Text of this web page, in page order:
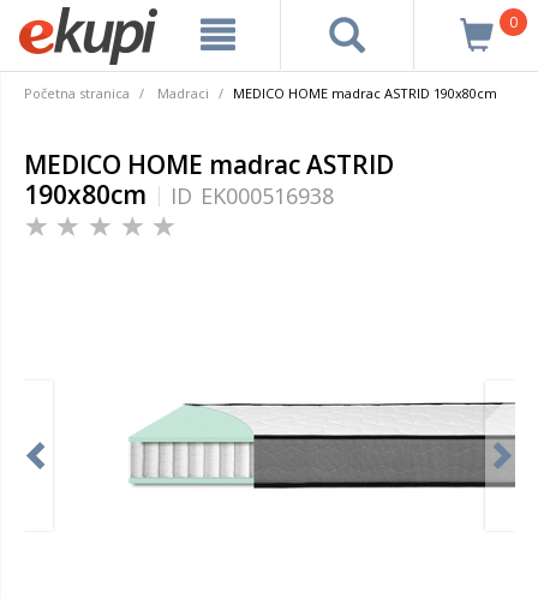
0
Početna stranica Madraci MEDICO HOME madrac ASTRID 190x80cm
MEDICO HOME madrac ASTRID
190x80cm
ID EK000516938